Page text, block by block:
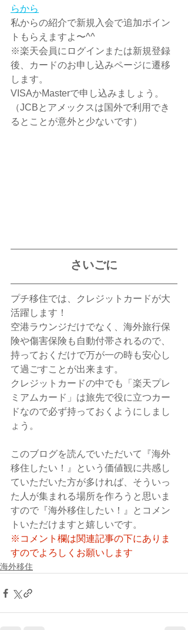
らから
私からの紹介で新規入会で追加ポイン
トもらえますよ〜^^
※楽天会員にログインまたは新規登録
後、カードのお申し込みページに遷移
します。
VISAかMasterで申し込みましょう。
（JCBとアメックスは国外で利用でき
るとことが意外と少ないです）
さいごに
プチ移住では、クレジットカードが大
活躍します！
空港ラウンジだけでなく、海外旅行保
険や傷害保険も自動付帯されるので、
持っておくだけで万が一の時も安心し
て過ごすことが出来ます。
クレジットカードの中でも「楽天プレ
ミアムカード」は旅先で役に立つカー
ドなので必ず持っておくようにしまし
ょう。
このブログを読んでいただいて『海外
移住したい！』という価値観に共感し
ていただいた方が多ければ、そういっ
た人が集まれる場所を作ろうと思いま
すので『海外移住したい！』とコメン
トいただけますと嬉しいです。
※コメント欄は関連記事の下にありま
すのでよろしくお願いします
海外移住